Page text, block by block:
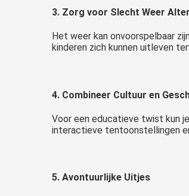
3. Zorg voor Slecht Weer
Het weer kan onvoorspelbaar
kinderen zich kunnen uitleven
4. Combineer Cultuur en
Voor een educatieve twist kun
interactieve tentoonstellingen
5. Avontuurlijke Uitjes